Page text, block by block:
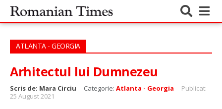
ATLANTA - GEORGIA
Arhitectul lui Dumnezeu
Scris de: Mara Circiu Categorie: Atlanta - Georgia
Publicat:
25 August 2021